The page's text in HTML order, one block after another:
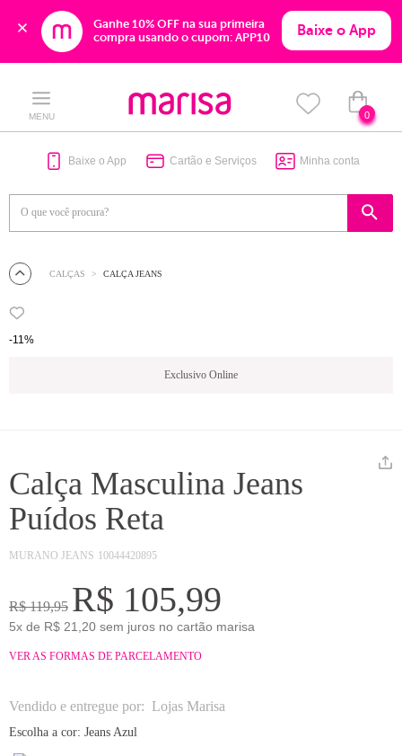
Ganhe 10% OFF na sua primeira
compra usando o cupom: APP10
Baixe o App
content
navigation
MENU 0
Baixe o App Cartão e Serviços Minha conta
CALÇAS CALÇA JEANS
-11%
Exclusivo Online
Calça Masculina Jeans
Puídos Reta
MURANO JEANS 10044420895
R$ 119,95 R$ 105,99
5x de R$ 21,20 sem juros no cartão marisa
VER AS FORMAS DE PARCELAMENTO
Vendido e entregue por: Lojas Marisa
Escolha a cor: Jeans Azul